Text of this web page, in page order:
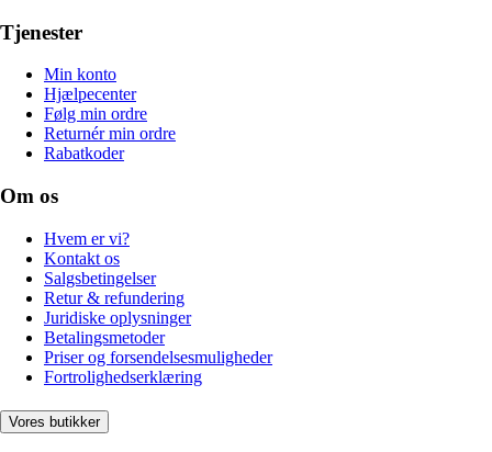
Tjenester
Min konto
Hjælpecenter
Følg min ordre
Returnér min ordre
Rabatkoder
Om os
Hvem er vi?
Kontakt os
Salgsbetingelser
Retur & refundering
Juridiske oplysninger
Betalingsmetoder
Priser og forsendelsesmuligheder
Fortrolighedserklæring
Vores butikker